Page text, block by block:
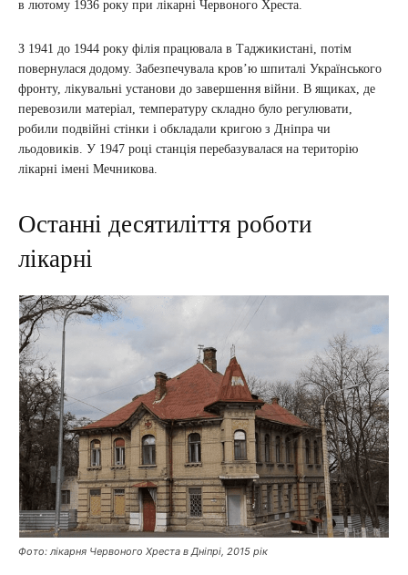
в лютому 1936 року при лікарні Червоного Хреста.
З 1941 до 1944 року філія працювала в Таджикистані, потім
повернулася додому. Забезпечувала кров’ю шпиталі Українського
фронту, лікувальні установи до завершення війни. В ящиках, де
перевозили матеріал, температуру складно було регулювати,
робили подвійні стінки і обкладали кригою з Дніпра чи
льодовиків. У 1947 році станція перебазувалася на територію
лікарні імені Мечникова.
Останні десятиліття роботи
лікарні
Фото: лікарня Червоного Хреста в Дніпрі, 2015 рік